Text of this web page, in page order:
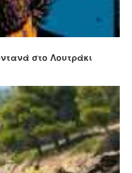
στο Λουτράκι